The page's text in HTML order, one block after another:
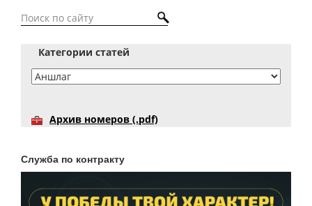
Категории статей
Архив номеров (.pdf)
Служба по контракту